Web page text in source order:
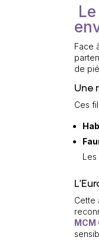
Face
de
Une
Ces
Cette
MCM